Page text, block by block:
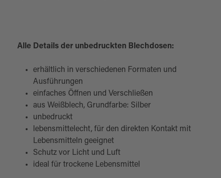
Alle Details der unbedruckten Blechdosen:
erhältlich in verschiedenen Formaten und
Ausführungen
einfaches Öffnen und Verschließen
aus Weißblech, Grundfarbe: Silber
unbedruckt
lebensmittelecht, für den direkten Kontakt mit
Lebensmitteln geeignet
Schutz vor Licht und Luft
ideal für trockene Lebensmittel